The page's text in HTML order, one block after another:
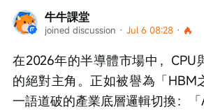
牛牛課堂
joined discussion · Jul 6 08:28 ·
在2026年的半導體市場中，CPU
的絕對主角。正如被譽為「HBM
一語道破的產業底層邏輯切換：